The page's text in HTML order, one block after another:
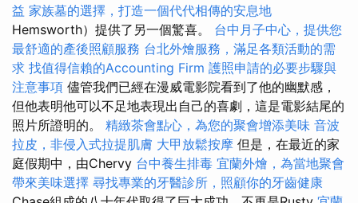
益 家族墓的選擇，打造一個代代相傳的安息地
Hemsworth）提供了另一個驚喜。 台中月子中心，提供您
最舒適的產後照顧服務 台北外燴服務，滿足各類活動的需
求 找值得信賴的Accounting Firm 護照申請的必要步驟與
注意事項 儘管我們已經在漫威電影院看到了他的幽默感，
但他表明他可以不足地表現出自己的喜劇，這是電影結尾的
照片所證明的。 精緻茶會點心，為您的聚會增添美味 音波
拉皮，非侵入式拉提肌膚 大甲放鬆按摩 但是，在最近的家
庭假期中，由Chervy 台中養生排毒 宜蘭外燴，為當地聚會
帶來美味選擇 尋找專業的牙醫診所，照顧你的牙齒健康